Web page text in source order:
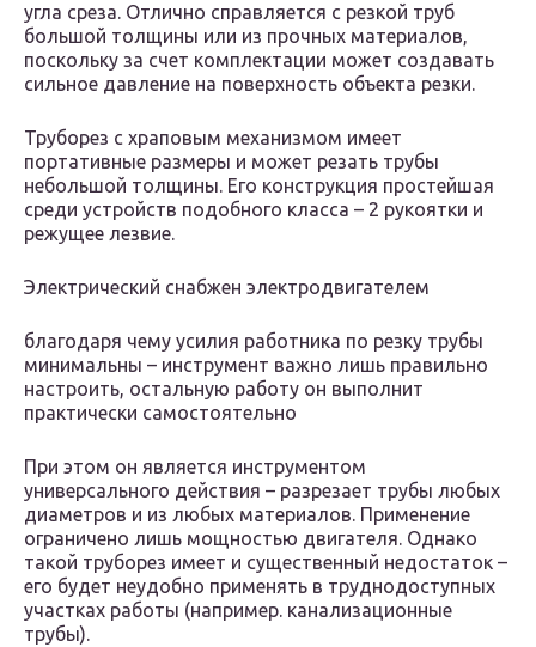
угла среза. Отлично справляется с резкой труб
большой толщины или из прочных материалов,
поскольку за счет комплектации может создавать
сильное давление на поверхность объекта резки.
Труборез с храповым механизмом имеет
портативные размеры и может резать трубы
небольшой толщины. Его конструкция простейшая
среди устройств подобного класса – 2 рукоятки и
режущее лезвие.
Электрический снабжен электродвигателем
благодаря чему усилия работника по резку трубы
минимальны – инструмент важно лишь правильно
настроить, остальную работу он выполнит
практически самостоятельно
При этом он является инструментом
универсального действия – разрезает трубы любых
диаметров и из любых материалов. Применение
ограничено лишь мощностью двигателя. Однако
такой труборез имеет и существенный недостаток –
его будет неудобно применять в труднодоступных
участках работы (например. канализационные
трубы).